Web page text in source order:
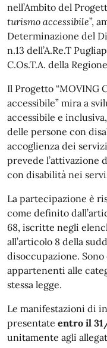
nell’Ambito del
turismo accessibile”,
Determinazione del
n.13 dell’A.Re.T
C.Os.T.A. della
Il Progetto “MOVING
accessibile” mira a
accessibile e
delle persone con
accoglienza dei
prevede
con disabilità nei
La partecipazione è
come definito
68, iscritte negli
all’articolo 8 della
disoccupazione.
appartenenti alle
stessa legge.
Le manifestazioni di
presentate entro il
unitamente agli